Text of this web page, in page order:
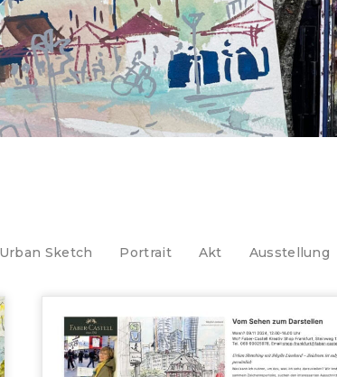
Urban Sketch Portrait Akt Ausstellung